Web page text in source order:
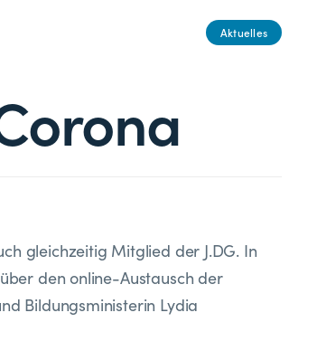
Aktuelles
gleichzeitig Mitglied der J.DG. In
den online-Austausch der
Bildungsministerin Lydia